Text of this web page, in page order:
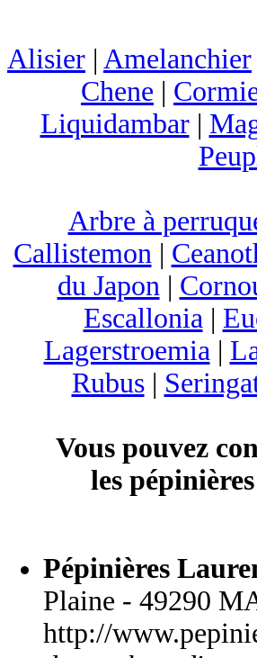
Alisier | Amelanchier
Chene |
Liquidambar|
Arbre à
Callistemon|
du Japon|
Escallonia|
Lagerstroemia|
Rubus|
Vous pouvez
les
Pépinières
Plaine - 49290
http://